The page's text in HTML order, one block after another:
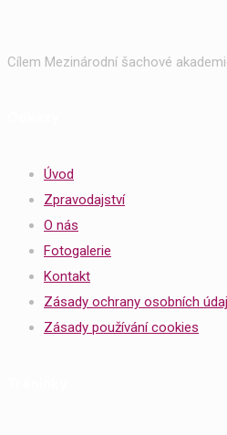
Cílem Mezinárodní šachové
Úvod
Zpravodajství
O nás
Fotogalerie
Kontakt
Zásady ochrany osobních
Zásady používání cookies